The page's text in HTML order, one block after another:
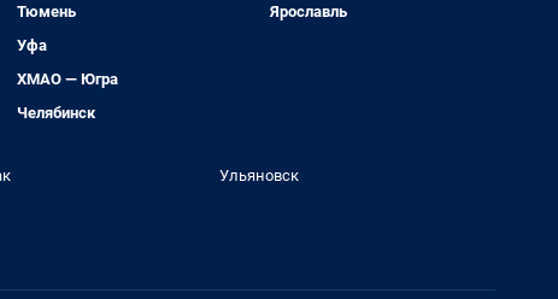
Тюмень
Уфа
ХМАО — Югра
Челябинск
Ярославль
Ульяновск